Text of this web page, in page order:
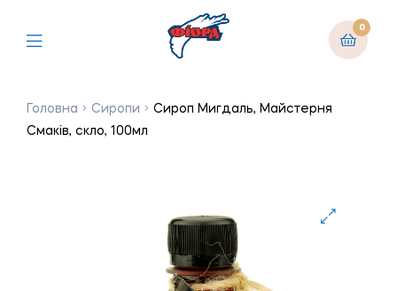
0
Головна Сиропи
Сироп Мигдаль, Майстерня
Смаків, скло, 100мл